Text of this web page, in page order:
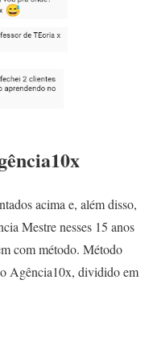
acima e, além disso,
Mestre nesses 15 anos
com método. Método
Agência10x, dividido em